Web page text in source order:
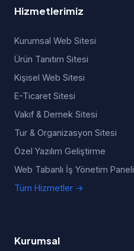
Hizmetlerimiz
Kurumsal Web Sitesi
Ürün Tanıtım Sitesi
Kişisel Web Sitesi
E-Ticaret Sitesi
Vakıf & Dernek Sitesi
Tur & Organizasyon Sitesi
Özel Yazılım Geliştirme
Web Tabanlı İş Yönetim Paneli
Tüm Hizmetler →
Kurumsal